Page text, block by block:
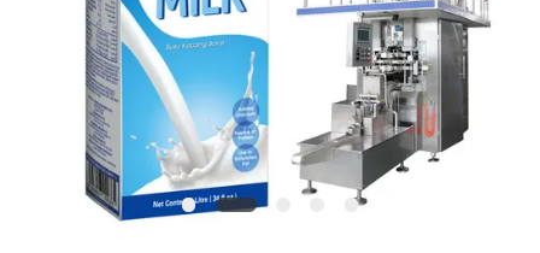
SITEMAP
PRIVACY
POLICY